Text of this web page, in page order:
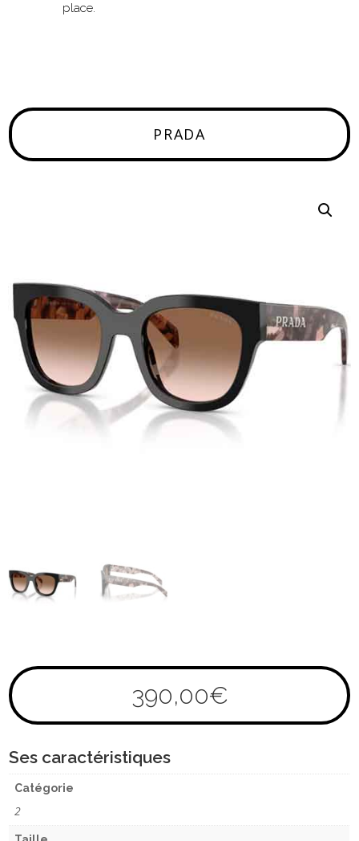
place.
PRADA
390,00€
Ses caractéristiques
Catégorie
2